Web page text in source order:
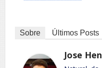
Sobre Últimos Posts
Jose